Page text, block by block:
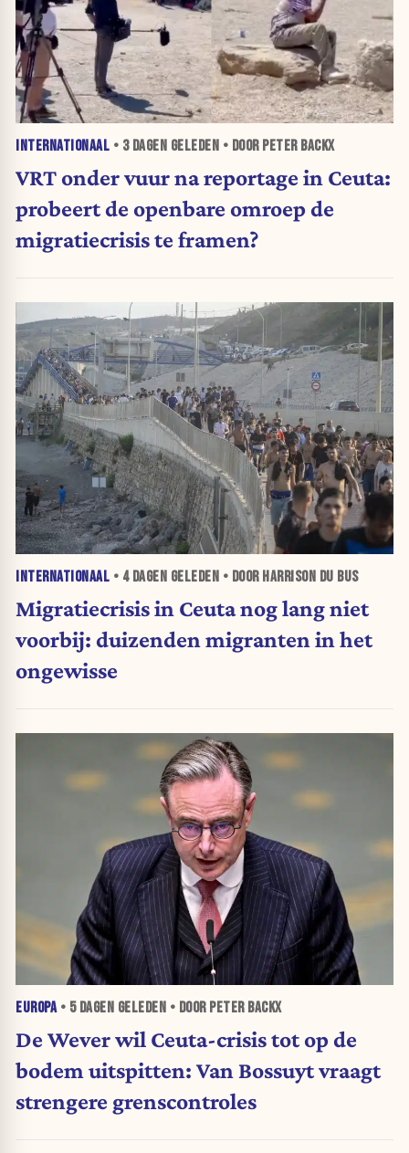
INTERNATIONAAL • 3 DAGEN GELEDEN • DOOR PETER BACKX
VRT onder vuur na reportage in Ceuta:
probeert de openbare omroep de
migratiecrisis te framen?
INTERNATIONAAL • 4 DAGEN GELEDEN • DOOR HARRISON DU BUS
Migratiecrisis in Ceuta nog lang niet
voorbij: duizenden migranten in het
ongewisse
EUROPA• 5 DAGEN GELEDEN • DOOR PETER BACKX
De Wever wil Ceuta-crisis tot op de
bodem uitspitten: Van Bossuyt vraagt
strengere grenscontroles